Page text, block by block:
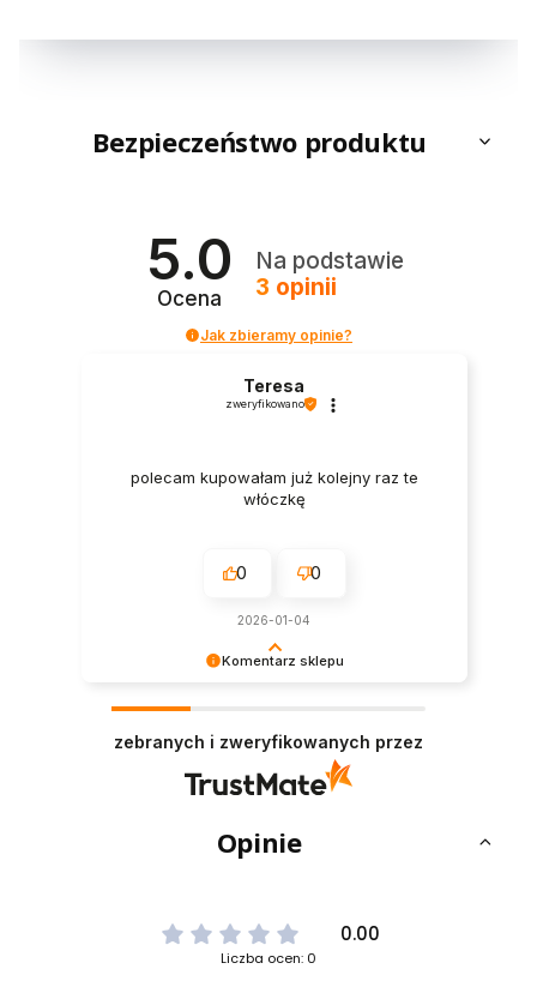
Bezpieczeństwo produktu
5.0
Ocena
Na podstawie
3 opinii
Jak zbieramy opinie?
Komentarz sklepu
jak Ty. Z pozdrowieniami, obsługa sklepu.
Teresa
zweryfikowano
polecam kupowałam już kolejny raz te
włóczkę
0 0
2026-01-04
zebranych i zweryfikowanych przez
Opinie
0.00
Liczba ocen: 0